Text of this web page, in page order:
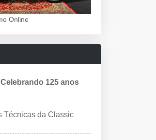
Online
125 anos
Técnicas da Classic